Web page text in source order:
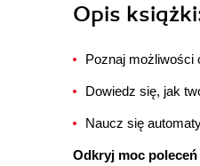
Opis książki
Poznaj możliwości
Dowiedz się, jak
Naucz się
Odkryj moc